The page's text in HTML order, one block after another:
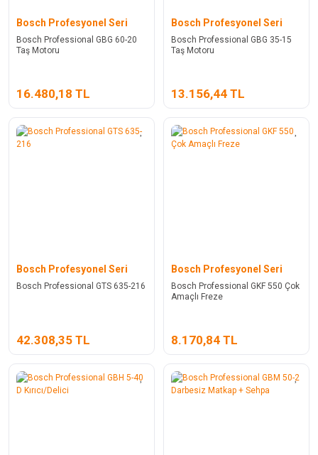
Bosch Profesyonel Seri
Bosch Professional GBG 60-20
Taş Motoru
16.480,18 TL
Bosch Profesyonel Seri
Bosch Professional GBG 35-15
Taş Motoru
13.156,44 TL
Bosch Profesyonel Seri
Bosch Professional GTS 635-216
42.308,35 TL
Bosch Profesyonel Seri
Bosch Professional GKF 550 Çok
Amaçlı Freze
8.170,84 TL